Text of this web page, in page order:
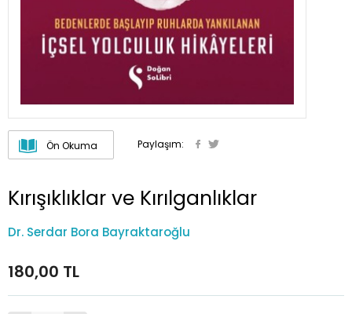
Ön Okuma Paylaşım:
Kırışıklıklar ve Kırılganlıklar
Dr. Serdar Bora Bayraktaroğlu
180,00 TL